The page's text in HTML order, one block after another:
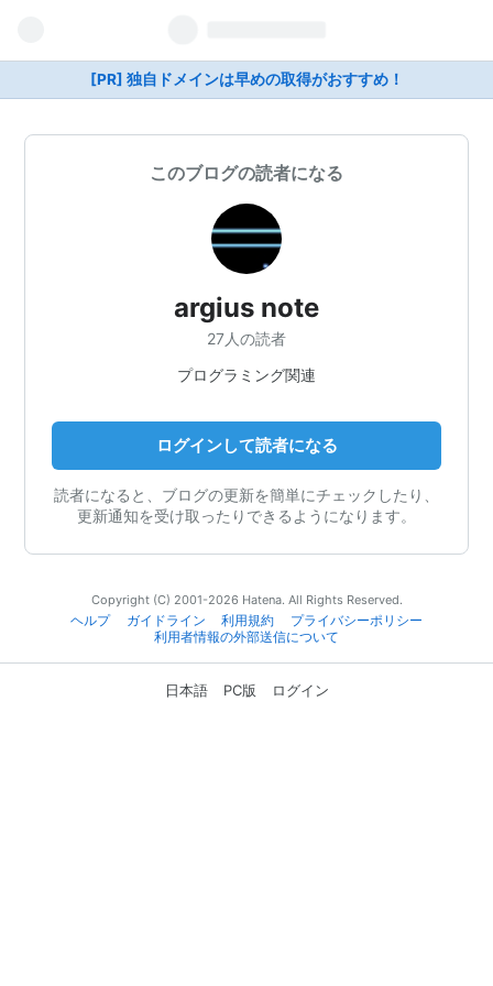
[PR] 独自ドメインは早めの取得がおすすめ！
このブログの読者になる
argius note
27人の読者
プログラミング関連
ログインして読者になる
読者になると、ブログの更新を簡単にチェックしたり、
更新通知を受け取ったりできるようになります。
Copyright (C) 2001-2026 Hatena. All Rights Reserved.
ヘルプ
ガイドライン 利用規約
プライバシーポリシー
利用者情報の外部送信について
日本語 PC版 ログイン